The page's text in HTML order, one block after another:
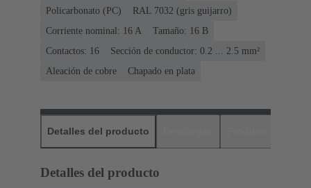
Policarbonato (PC)
RAL 7032 (gris guijarro)
Corriente nominal: ‌16 A
Tamaño: 16 B
Contactos: 16
Sección de conductor: 0.2 ... 2.5 mm²
Aleación de cobre
Chapado en plata
Detalles del producto
Detalles del producto